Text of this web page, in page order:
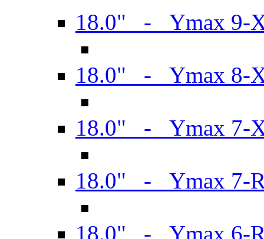
18.0" - Ymax 9-
18.0" - Ymax 8-
18.0" - Ymax 7-
18.0" - Ymax 7-
18.0" - Ymax 6-